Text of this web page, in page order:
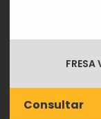
FRESA
Consultar